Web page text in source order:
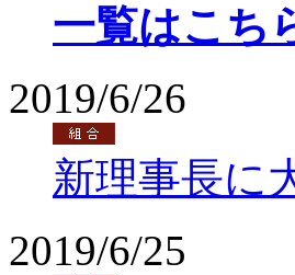
一覧はこち
2019/6/26
新理事長に
2019/6/25